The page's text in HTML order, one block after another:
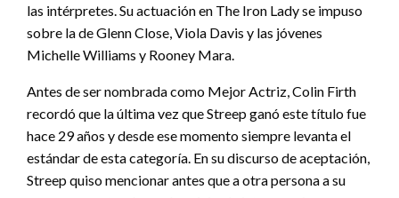
las intérpretes. Su actuación en The Iron Lady se impuso
sobre la de Glenn Close, Viola Davis y las jóvenes
Michelle Williams y Rooney Mara.
Antes de ser nombrada como Mejor Actriz, Colin Firth
recordó que la última vez que Streep ganó este título fue
hace 29 años y desde ese momento siempre levanta el
estándar de esta categoría. En su discurso de aceptación,
Streep quiso mencionar antes que a otra persona a su